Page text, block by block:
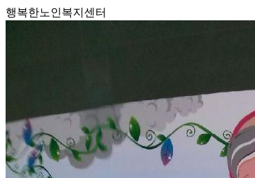
행복한노인복지센터